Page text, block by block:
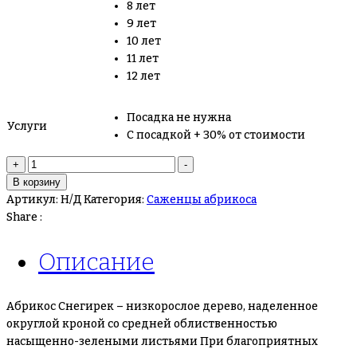
8 лет
9 лет
10 лет
11 лет
12 лет
Услуги
Посадка не нужна
С посадкой + 30% от стоимости
+
Количество
товара
Абрикос
Снегирек
-
В корзину
Артикул: Н/ДКатегория: Саженцы абрикоса
Share :
Описание
Абрикос Снегирек – низкорослое дерево, наделенное
округлой кроной со средней облиственностью
насыщенно-зелеными листьями При благоприятных